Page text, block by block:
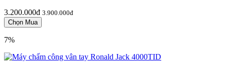
3.200.000đ 3.900.000đ
7%